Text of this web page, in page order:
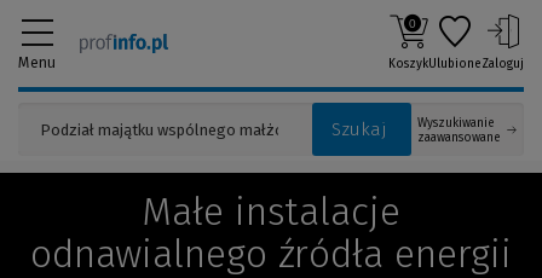
Menu
Szukaj
Wyszukiwanie
zaawansowane
0
KoszykUlubioneZaloguj
Małe instalacje
odnawialnego źródła energii